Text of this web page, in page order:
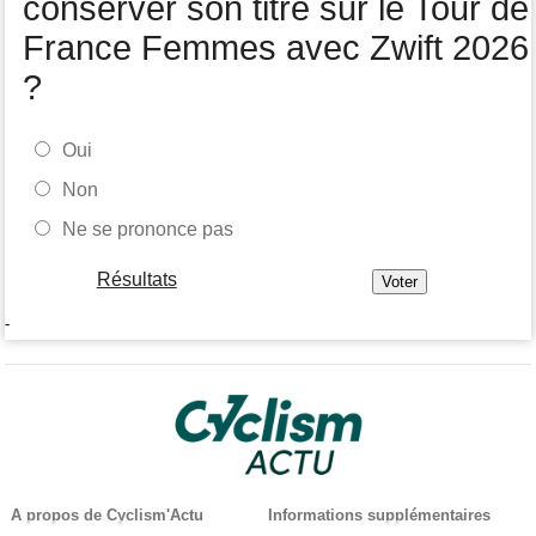
conserver son titre sur le Tour de
France Femmes avec Zwift 2026
?
Oui
Non
Ne se prononce pas
Résultats
-
A propos de Cyclism'Actu Informations supplémentaires